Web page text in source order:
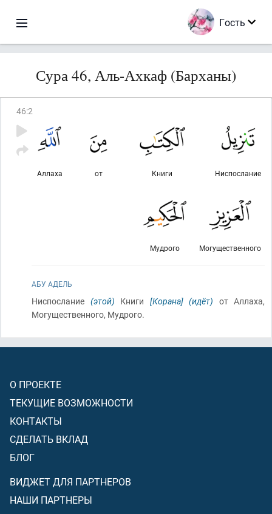
Гость
Сура 46, Аль-Ахкаф (Барханы)
46:2
Ниспослание
Книги
от
Аллаха
Могущественного
Мудрого
АБУ АДЕЛЬ
Ниспослание (этой) Книги [Корана] (идёт) от Аллаха,
Могущественного, Мудрого.
О ПРОЕКТЕ
ТЕКУЩИЕ ВОЗМОЖНОСТИ
КОНТАКТЫ
СДЕЛАТЬ ВКЛАД
БЛОГ
ВИДЖЕТ ДЛЯ ПАРТНЕРОВ
НАШИ ПАРТНЕРЫ